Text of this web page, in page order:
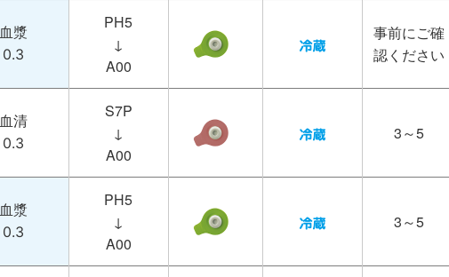
血漿
0.3
PH5
↓
A00
事前にご確
認ください
血清
0.3
S7P
↓
A00
3～5
血漿
0.3
PH5
↓
A00
3～5